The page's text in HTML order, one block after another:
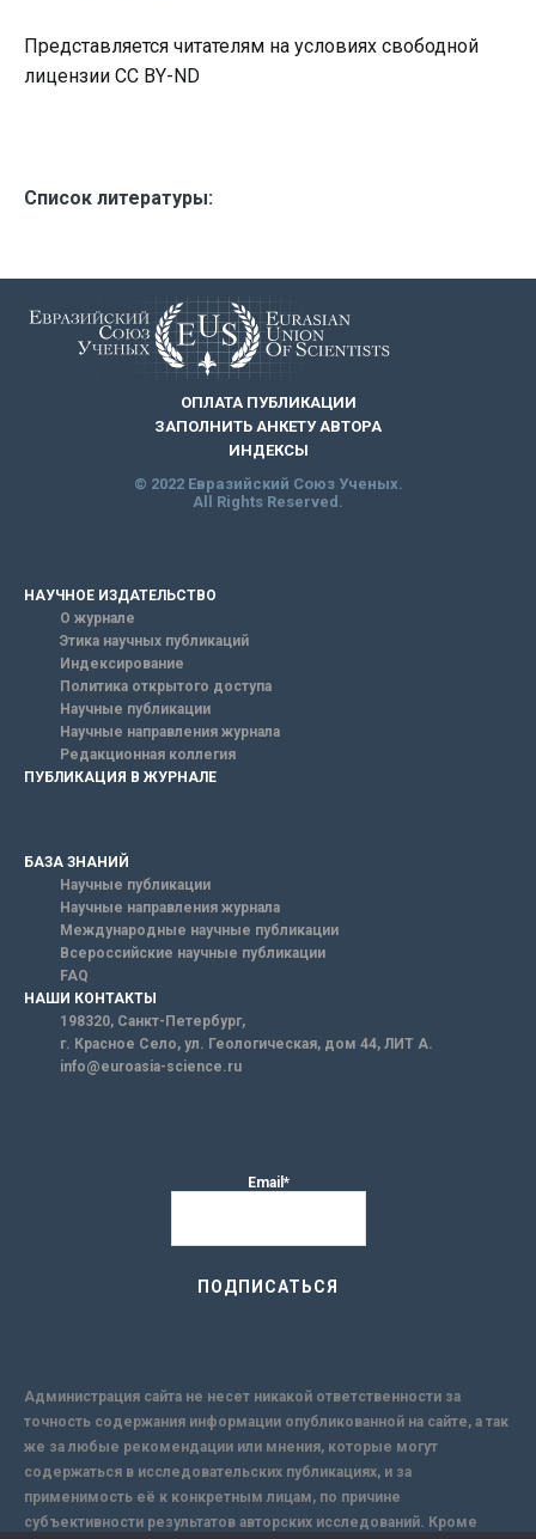
Представляется читателям на условиях свободной
лицензии CC BY-ND
Список литературы:
ОПЛАТА ПУБЛИКАЦИИ
ЗАПОЛНИТЬ АНКЕТУ АВТОРА
ИНДЕКСЫ
© 2022 Евразийский Союз Ученых.
All Rights Reserved.
НАУЧНОЕ ИЗДАТЕЛЬСТВО
О журнале
Этика научных публикаций
Индексирование
Политика открытого доступа
Научные публикации
Научные направления журнала
Редакционная коллегия
ПУБЛИКАЦИЯ В ЖУРНАЛЕ
БАЗА ЗНАНИЙ
Научные публикации
Научные направления журнала
Международные научные публикации
Всероссийские научные публикации
FAQ
НАШИ КОНТАКТЫ
198320, Санкт-Петербург,
г. Красное Село, ул. Геологическая, дом 44, ЛИТ А.
info@euroasia-science.ru
Email*
Администрация сайта не несет никакой ответственности за
точность содержания информации опубликованной на сайте, а так
же за любые рекомендации или мнения, которые могут
содержаться в исследовательских публикациях, и за
применимость её к конкретным лицам, по причине
субъективности результатов авторских исследований. Кроме